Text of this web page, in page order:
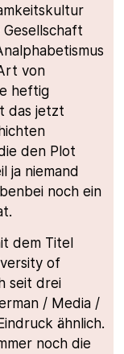
von
heftig
das jetzt
den Plot
ja niemand
noch ein
dem Titel
of
seit drei
/ Media /
ähnlich.
noch die